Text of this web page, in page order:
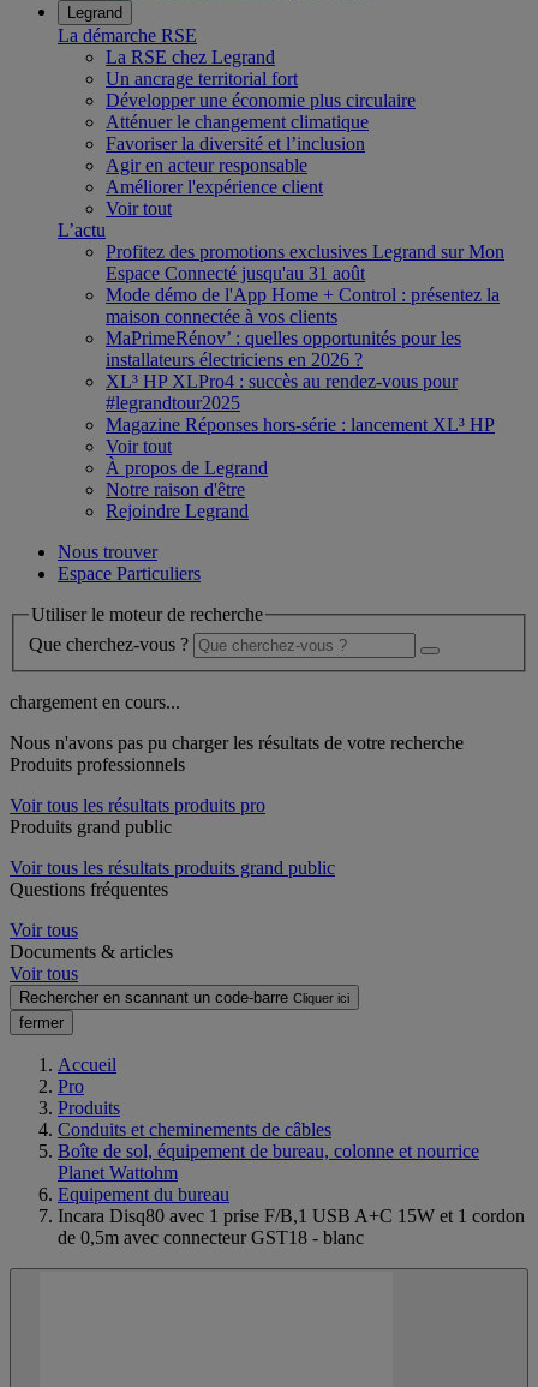
Legrand
La démarche RSE
La RSE chez Legrand
Un ancrage territorial fort
Développer une économie plus circulaire
Atténuer le changement climatique
Favoriser la diversité et l’inclusion
Agir en acteur responsable
Améliorer l'expérience client
Voir tout
L’actu
Profitez des promotions exclusives Legrand sur Mon
Espace Connecté jusqu'au 31 août
Mode démo de l'App Home + Control : présentez la
maison connectée à vos clients
MaPrimeRénov’ : quelles opportunités pour les
installateurs électriciens en 2026 ?
XL³ HP XLPro4 : succès au rendez-vous pour
#legrandtour2025
Magazine Réponses hors-série : lancement XL³ HP
Voir tout
À propos de Legrand
Notre raison d'être
Rejoindre Legrand
Nous trouver
Espace Particuliers
Utiliser le moteur de recherche
Que cherchez-vous ?
chargement en cours...
Nous n'avons pas pu charger les résultats de votre recherche
Produits professionnels
Voir tous les résultats produits pro
Produits grand public
Voir tous les résultats produits grand public
Questions fréquentes
Voir tous
Documents & articles
Voir tous
Rechercher en scannant un code-barre Cliquer ici
fermer
Accueil
Pro
Produits
Conduits et cheminements de câbles
Boîte de sol, équipement de bureau, colonne et nourrice
Planet Wattohm
Equipement du bureau
Incara Disq80 avec 1 prise F/B,1 USB A+C 15W et 1 cordon
de 0,5m avec connecteur GST18 - blanc